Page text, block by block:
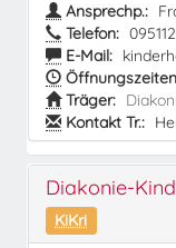
Ansprechp.:
Telefon:
E-Mail:
Träger:
Kontakt Tr.:
Diakonie-
KiKri